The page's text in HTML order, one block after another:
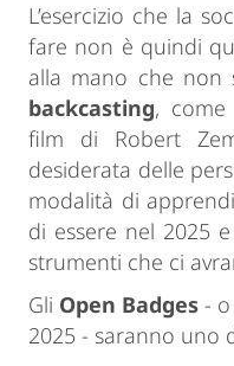
L’esercizio che la
fare non è quindi
alla mano che non
backcasting,
film di Robert
desiderata delle
modalità di
di essere nel 2025
strumenti che ci
Gli Open Badges -
2025 - saranno uno